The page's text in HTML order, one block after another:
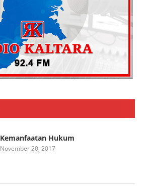
Kemanfaatan Hukum
November 20, 2017